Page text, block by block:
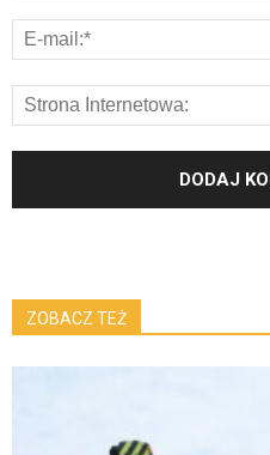
ZOBACZ TEŻ